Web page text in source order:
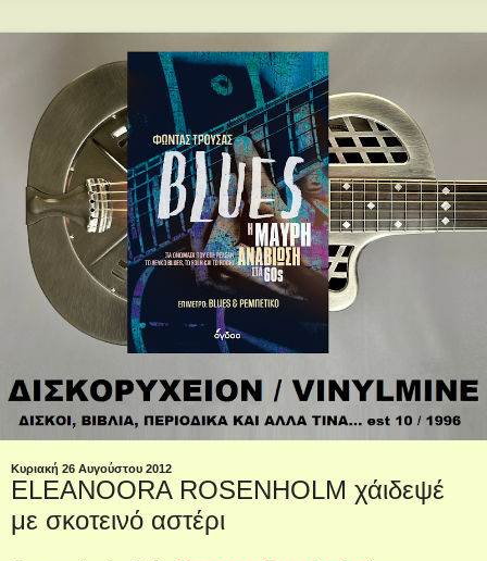
Κυριακή 26 Αυγούστου 2012
ELEANOORA ROSENHOLM χάιδεψέ
με σκοτεινό αστέρι